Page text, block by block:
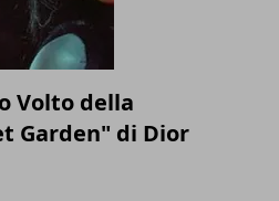
Volto della
Garden" di Dior